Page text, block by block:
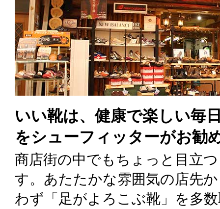
いい靴は、健康で楽しい毎
をシューフィッターがお勧
商店街の中でもちょっと目立
す。あたたかな雰囲気の店先
わず「足がよろこぶ靴」を多